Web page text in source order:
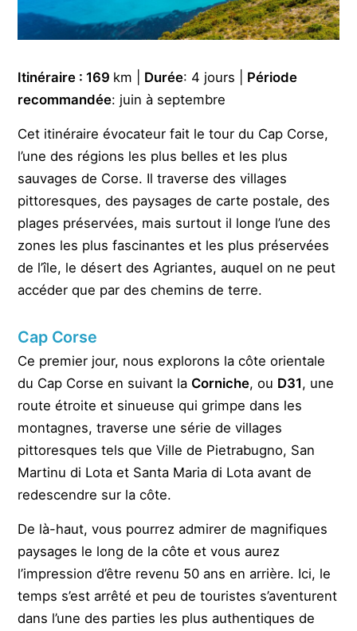
Itinéraire : 169 km | Durée: 4 jours | Période
recommandée: juin à septembre
Cet itinéraire évocateur fait le tour du Cap Corse,
l’une des régions les plus belles et les plus
sauvages de Corse. Il traverse des villages
pittoresques, des paysages de carte postale, des
plages préservées, mais surtout il longe l’une des
zones les plus fascinantes et les plus préservées
de l’île, le désert des Agriantes, auquel on ne peut
accéder que par des chemins de terre.
Cap Corse
Ce premier jour, nous explorons la côte orientale
du Cap Corse en suivant la Corniche, ou D31, une
route étroite et sinueuse qui grimpe dans les
montagnes, traverse une série de villages
pittoresques tels que Ville de Pietrabugno, San
Martinu di Lota et Santa Maria di Lota avant de
redescendre sur la côte.
De là-haut, vous pourrez admirer de magnifiques
paysages le long de la côte et vous aurez
l’impression d’être revenu 50 ans en arrière. Ici, le
temps s’est arrêté et peu de touristes s’aventurent
dans l’une des parties les plus authentiques de